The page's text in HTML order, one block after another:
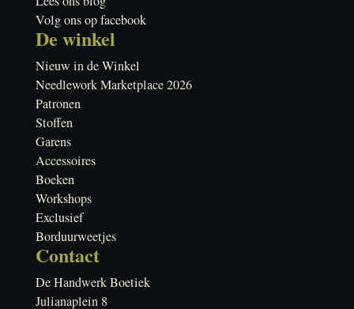
Volg ons op facebook
De winkel
Nieuw in de Winkel
Needlework Marketplace 2026
Patronen
Stoffen
Garens
Accessoires
Boeken
Workshops
Exclusief
Borduurweetjes
Contact
De Handwerk Boetiek
Julianaplein 8